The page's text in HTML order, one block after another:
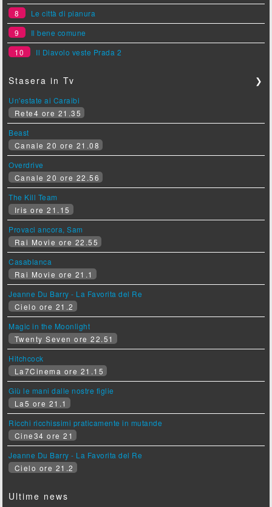
8
Le città di pianura
9
Il bene comune
10
Il Diavolo veste Prada 2
Stasera in Tv ❯
Un'estate ai Caraibi
Rete4 ore 21.35
Beast
Canale 20 ore 21.08
Overdrive
Canale 20 ore 22.56
The Kill Team
Iris ore 21.15
Provaci ancora, Sam
Rai Movie ore 22.55
Casablanca
Rai Movie ore 21.1
Jeanne Du Barry - La Favorita del Re
Cielo ore 21.2
Magic in the Moonlight
Twenty Seven ore 22.51
Hitchcock
La7Cinema ore 21.15
Giù le mani dalle nostre figlie
La5 ore 21.1
Ricchi ricchissimi praticamente in mutande
Cine34 ore 21
Jeanne Du Barry - La Favorita del Re
Cielo ore 21.2
Ultime news